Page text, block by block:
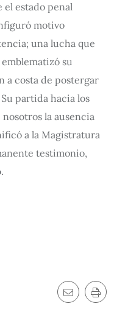
el estado penal
motivo
una lucha que
su
a costa de postergar
partida hacia los
la ausencia
a la Magistratura
testimonio,